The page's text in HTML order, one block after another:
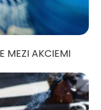
MEZI AKCIEMI